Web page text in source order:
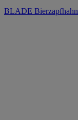
BLADE Bierzapfhahn